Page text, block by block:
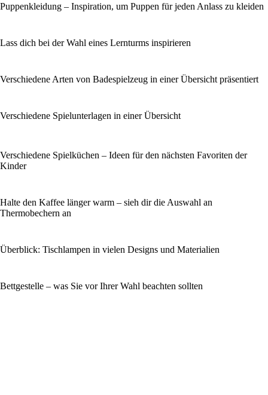
Puppenkleidung – Inspiration, um Puppen für jeden Anlass zu kleiden
Lass dich bei der Wahl eines Lernturms inspirieren
Verschiedene Arten von Badespielzeug in einer Übersicht präsentiert
Verschiedene Spielunterlagen in einer Übersicht
Verschiedene Spielküchen – Ideen für den nächsten Favoriten der
Kinder
Halte den Kaffee länger warm – sieh dir die Auswahl an
Thermobechern an
Überblick: Tischlampen in vielen Designs und Materialien
Bettgestelle – was Sie vor Ihrer Wahl beachten sollten